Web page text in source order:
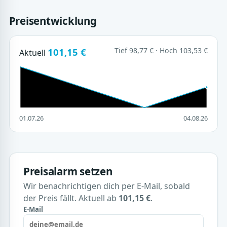
Preisentwicklung
Aktuell 101,15 € Tief 98,77 € · Hoch 103,53 €
01.07.26 04.08.26
Preisalarm setzen
Wir benachrichtigen dich per E-Mail, sobald
der Preis fällt. Aktuell ab 101,15 €.
E-Mail